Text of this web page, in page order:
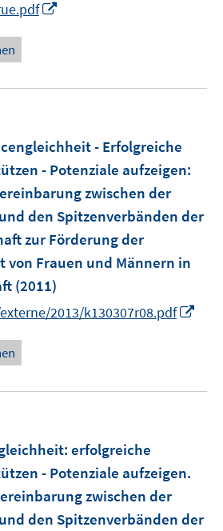
u
F
n
s
t
e
r
f
- Erfolgreiche
- Potenziale aufzeigen:
zwischen der
den Spitzenverbänden der
zur Förderung der
von Frauen und Männern in
(2011)
2013/k130307r08.pdf
u
t
: erfolgreiche
- Potenziale aufzeigen.
zwischen der
den Spitzenverbänden der